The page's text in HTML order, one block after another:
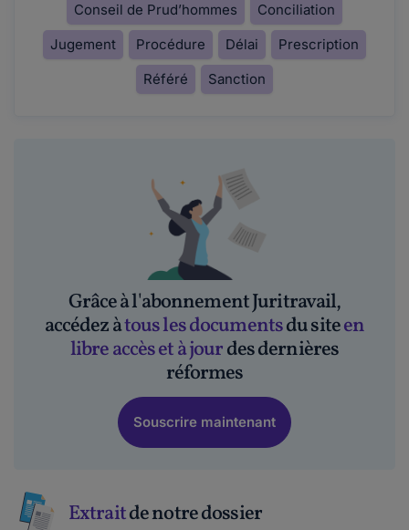
Conseil de Prud’hommes
Conciliation
Jugement
Procédure Délai
Prescription
Référé
Sanction
Grâce à l'abonnement Juritravail,
accédez àtous les documentsdu siteen
libre accès et à jourdes dernières
réformes
Souscrire maintenant
Extraitde notre dossier